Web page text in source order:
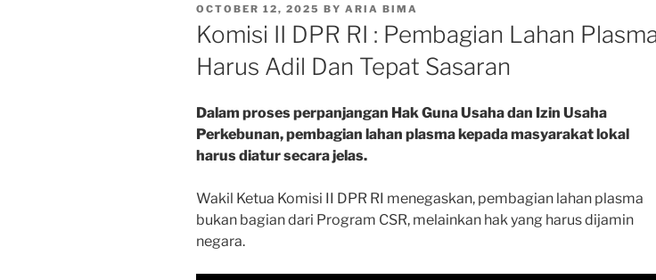
POSTED
ON
OCTOBER 12, 2025 BY ARIA BIMA
Komisi II DPR RI : Pembagian Lahan
Harus Adil Dan Tepat Sasaran
Dalam proses perpanjangan Hak Guna Usaha dan Izin Usaha
Perkebunan, pembagian lahan plasma kepada masyarakat lokal
harus diatur secara jelas.
Wakil Ketua Komisi II DPR RI menegaskan, pembagian lahan plasma
bukan bagian dari Program CSR, melainkan hak yang harus dijamin
negara.